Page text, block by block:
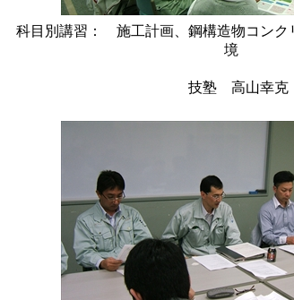
科目別講習： 施工計画、鋼構造物コンク
境
あお
技塾 高山幸克